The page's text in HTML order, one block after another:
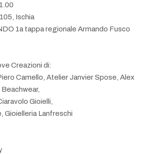
Ischia
1a tappa regionale Armando Fusco
Creazioni di:
Camello, Atelier Janvier Spose, Alex
Gioielli,
Gioielleria Lanfreschi